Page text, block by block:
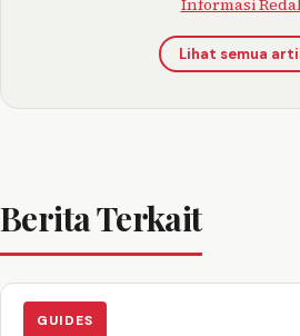
Lihat semua
Berita Terkait
GUIDES